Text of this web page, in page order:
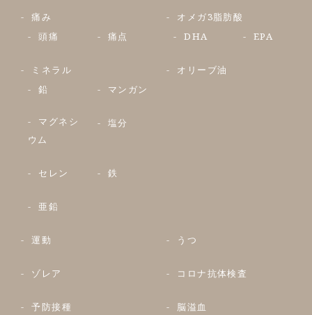
痛み
頭痛
痛点
オメガ3脂肪酸
DHA
EPA
ミネラル
鉛
マンガン
マグネシ
ウム
塩分
セレン 鉄
亜鉛
オリーブ油
運動 うつ
ゾレア コロナ抗体検査
予防接種
脳溢血